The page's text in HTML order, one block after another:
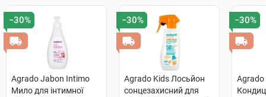
−30%
Agrado Jabon Intimo
Мило для інтимної
−30%
Agrado Kids Лосьйон
сонцезахисний для
−30%
Agrado